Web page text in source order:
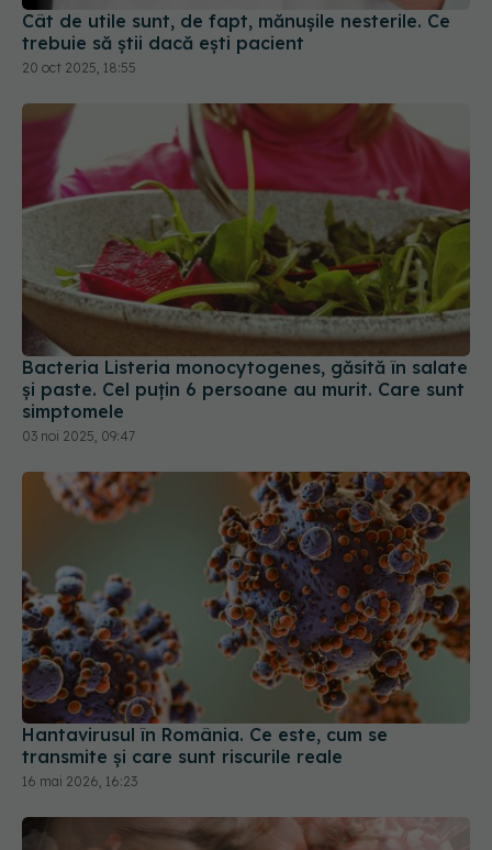
Bacteria Listeria monocytogenes, găsită în salate
și paste. Cel puțin 6 persoane au murit. Care sunt
03 noi 2025, 09:47
Hantavirusul în România. Ce este, cum se
transmite și care sunt riscurile reale
16 mai 2026, 16:23